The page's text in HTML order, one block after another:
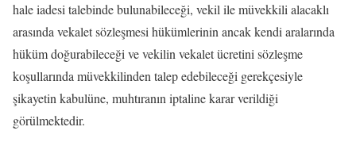
hale iadesi talebinde bulunabileceği, vekil ile müvekkili alacaklı
arasında vekalet sözleşmesi hükümlerinin ancak kendi aralarında
hüküm doğurabileceği ve vekilin vekalet ücretini sözleşme
koşullarında müvekkilinden talep edebileceği gerekçesiyle
şikayetin kabulüne, muhtıranın iptaline karar verildiği
görülmektedir.